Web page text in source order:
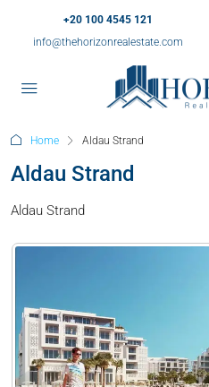
+20 100 4545 121
info@thehorizonrealestate.com
Home Aldau Strand
Aldau Strand
Aldau Strand